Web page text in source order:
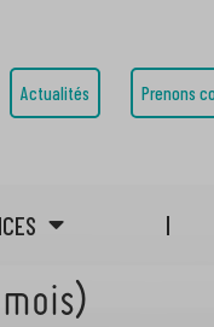
Actualités Prenons